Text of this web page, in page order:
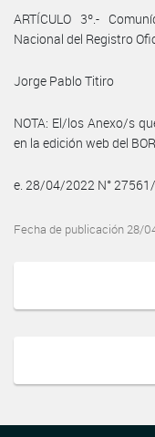
ARTÍCULO 3º.-
Nacional del Registro
Jorge Pablo Titiro
NOTA: El/los Anexo/s
en la edición web del
e. 28/04/2022 N°
Fecha de publicación 28/